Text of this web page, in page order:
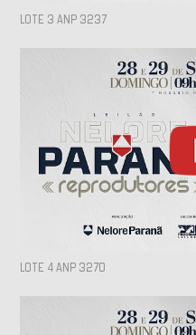
LOTE 3 ANP 3237
LOTE 4 ANP 3270